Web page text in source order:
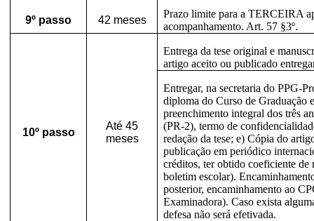
9º passo 42 meses
Prazo limite para a TERCEIRA
acompanhamento. Art. 57 §3º.
10º passo
Até 45
meses
Entrega da tese original e
artigo aceito ou publicado
Entregar, na secretaria do PPG-
diploma do Curso de Graduação
preenchimento integral dos três
(PR-2), termo de
redação da tese; e) Cópia do
publicação em periódico
créditos, ter obtido coeficiente
boletim escolar).
posterior, encaminhamento ao
Examinadora). Caso exista
defesa não será efetivada.